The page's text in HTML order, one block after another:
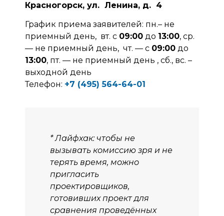
Красногорск, ул. Ленина, д. 4
График приема заявителей: пн.– не
приемный день, вт. с 09:00 до 13:00, ср.
— не приемный день, чт. — с 09:00 до
13:00, пт. — не приемный день , сб., вс. –
выходной день
Телефон: +7 (495) 564-64-01
* Лайфхак: чтобы не
вызывать комиссию зря и не
терять время, можно
пригласить
проектировщиков,
готовивших проект для
сравнения проведённых